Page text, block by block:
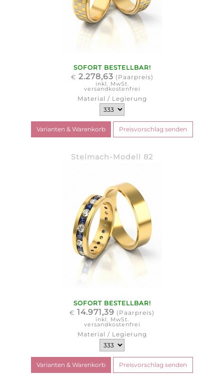
SOFORT BESTELLBAR!
€ 2.278,63 (Paarpreis)
inkl. MwSt.
versandkostenfrei
Material / Legierung
Stelmach-Modell 82
SOFORT BESTELLBAR!
€ 14.971,39 (Paarpreis)
inkl. MwSt.
versandkostenfrei
Material / Legierung